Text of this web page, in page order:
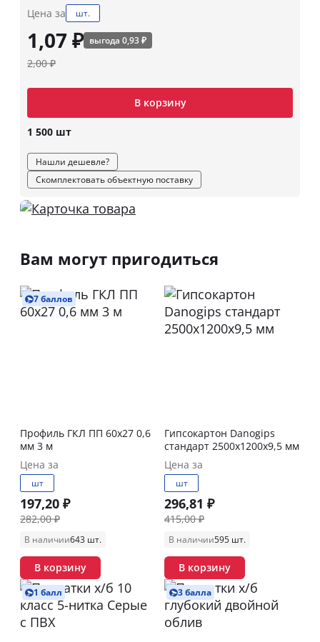
Цена за шт.
1,07 ₽ выгода 0,93 ₽
2,00 ₽
В корзину
1 500 шт
Нашли дешевле?
Скомплектовать объектную поставку
Вам могут пригодиться
7 баллов
Профиль ГКЛ ПП 60х27 0,6
мм 3 м
Цена за
шт
197,20 ₽
282,00 ₽
В наличии643 шт.
В корзину
Гипсокартон Danogips
стандарт 2500х1200х9,5 мм
Цена за
шт
296,81 ₽
415,00 ₽
В наличии595 шт.
В корзину
1 балл 3 балла